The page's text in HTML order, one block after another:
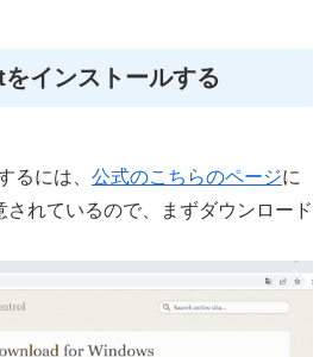
インストールする
るには、 公式のこちらのページに
されているので、まずダウンロード